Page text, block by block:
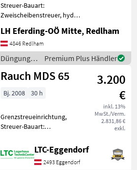
Streuer-Bauart:
Zweischeibenstreuer, hydr.
Grenzstreueinrichtung,
Streumengenverstellung S4
VXR Scheiben 18-28m,
Telimat, Beleuchtung,
ISOBUS, Varispread PR
LH Eferding-OÖ Mitte, Redlham
4846 Redlham
Düngung
und
Beregnung
Premium Plus Händler
Rauch MDS 65
3.200
€
inkl. 13%
MwSt./Verm.
2.831,86 €
exkl.
Bj. 2008 30 h
Grenzstreueinrichtung,
Streuer-Bauart:
Klassifizierung:
Gebrauchtmaschine;
Bearbeitete Fläche in ha: 30;
LTC-Eggendorf
2493 Eggendorf